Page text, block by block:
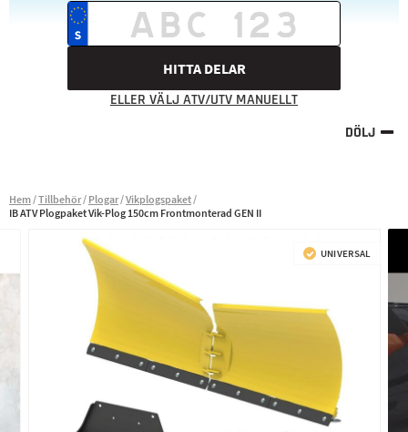
HITTA DELAR
ELLER VÄLJ ATV/UTV MANUELLT
DÖLJ
Hem Tillbehör Plogar Vikplogspaket
IB ATV Plogpaket Vik-Plog 150cm Frontmonterad GEN II
UNIVERSAL